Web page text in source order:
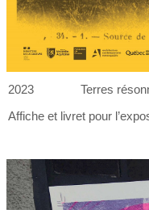
2023
Terres
Affiche et livret pour